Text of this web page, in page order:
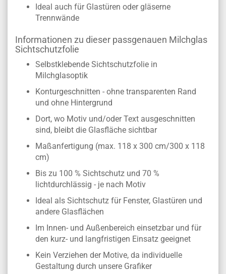
Ideal auch für Glastüren oder gläserne
Trennwände
Informationen zu dieser passgenauen Milchglas
Sichtschutzfolie
Selbstklebende Sichtschutzfolie in
Milchglasoptik
Konturgeschnitten - ohne transparenten Rand
und ohne Hintergrund
Dort, wo Motiv und/oder Text ausgeschnitten
sind, bleibt die Glasfläche sichtbar
Maßanfertigung (max. 118 x 300 cm/300 x 118
cm)
Bis zu 100 % Sichtschutz und 70 %
lichtdurchlässig - je nach Motiv
Ideal als Sichtschutz für Fenster, Glastüren und
andere Glasflächen
Im Innen- und Außenbereich einsetzbar und für
den kurz- und langfristigen Einsatz geeignet
Kein Verziehen der Motive, da individuelle
Gestaltung durch unsere Grafiker